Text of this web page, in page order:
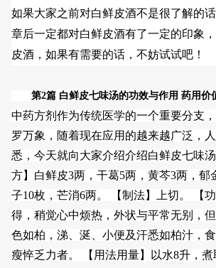
如果大家之前对白鲜皮酒不是很了解的
章后一定都对白鲜皮酒有了一定的印象
皮酒，如果有需要的话，不妨试试吧！
第2篇 白鲜皮七味汤的功效与作用 药用价
中药方剂作为传统医学的一个重要分支
罗万象，随着现在应用的越来越广泛，
悉，今天就向大家介绍介绍白鲜皮七味
方】白鲜皮3两，干葛5两，黄芩3两，郁
子10枚，芒消6两。 【制法】上切。 【
得，稍觉心中烦热，外状与平常无别，
色如柏，涕、涎、小便及汗悉如柏汁，
瘦悴乏力者。 【用法用量】以水8升，